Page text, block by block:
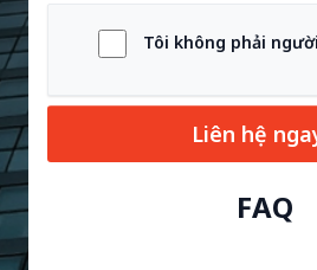
Tôi không phải
Liên hệ
FAQ